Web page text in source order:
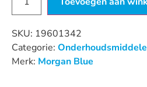
SKU: 19601342
Categorie:
Merk: Morgan Blue